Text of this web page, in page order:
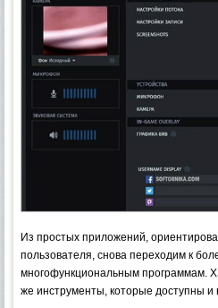
Из простых приложений,
пользователя, снова переходим к
многофункциональным программам.
же инструменты, которые доступны и